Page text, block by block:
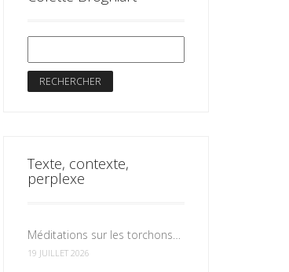
Texte, contexte,
perplexe
Méditations sur les torchons et les serviettes
19 JUILLET 2026